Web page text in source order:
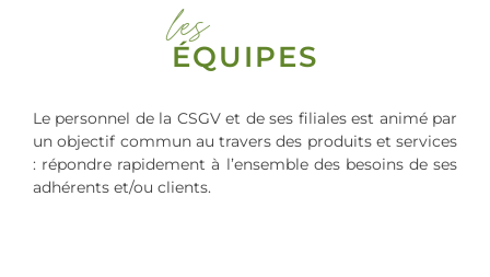
les
ÉQUIPES
Le personnel de la CSGV et de ses filiales est animé par
un objectif commun au travers des produits et services
: répondre rapidement à l’ensemble des besoins de ses
adhérents et/ou clients.